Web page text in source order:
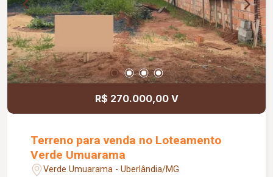
R$ 270.000,00 V
Terreno para venda no Loteamento
Verde Umuarama
Verde Umuarama - Uberlândia/MG